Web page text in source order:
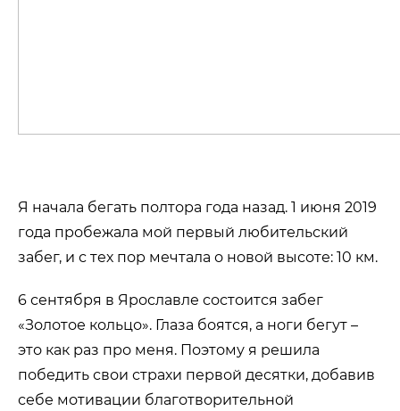
Я начала бегать полтора года назад. 1 июня 2019
года пробежала мой первый любительский
забег, и с тех пор мечтала о новой высоте: 10 км.
6 сентября в Ярославле состоится забег
«Золотое кольцо». Глаза боятся, а ноги бегут –
это как раз про меня. Поэтому я решила
победить свои страхи первой десятки, добавив
себе мотивации благотворительной